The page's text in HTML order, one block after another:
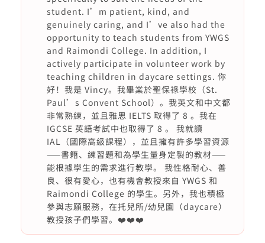
student. I’m patient, kind, and
genuinely caring, and I’ve also had the
opportunity to teach students from YWGS
and Raimondi College. In addition, I
actively participate in volunteer work by
teaching children in daycare settings. 你
好！我是 Vincy。我畢業於聖保祿學校（St.
Paul’s Convent School）。我英文和中文都
非常熟練，並且雅思 IELTS 取得了 8 。我在
IGCSE 英語考試中也取得了 8 。 我就讀
IAL（國際高級課程），並且擁有許多學習資源
——書籍、練習題和為學生量身定製的教材——
能根據學生的需求進行教學。 我性格耐心、善
良、很有愛心，也有機會教授來自 YWGS 和
Raimondi College 的學生。另外，我也積極
參與志願服務，在托兒所/幼兒園（daycare）
教授孩子們學習。❤️❤️❤️